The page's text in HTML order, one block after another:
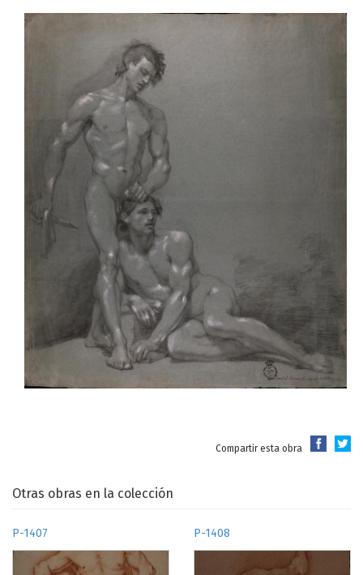
Compartir esta obra
Otras obras en la colección
P-1407 P-1408